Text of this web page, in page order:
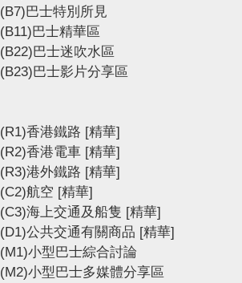
(B7)巴士特別所見
(B11)巴士精華區
(B22)巴士迷吹水區
(B23)巴士影片分享區
(R1)香港鐵路 [精華]
(R2)香港電車 [精華]
(R3)港外鐵路 [精華]
(C2)航空 [精華]
(C3)海上交通及船隻 [精華]
(D1)公共交通有關商品 [精華]
(M1)小型巴士綜合討論
(M2)小型巴士多媒體分享區